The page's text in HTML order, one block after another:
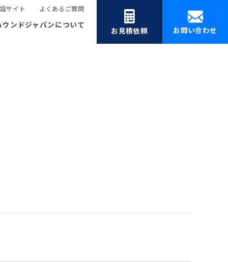
サイト よくあるご質問
ウンドジャパンについて
お見積依頼 お問い合わせ